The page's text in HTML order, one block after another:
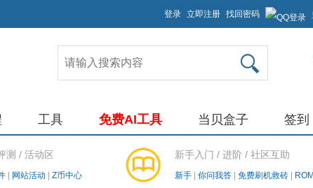
登录 立即注册 找回密码
工具 免费AI工具 当贝盒子 签到
测 / 活动区
网站活动 Z币中心
新手入门 / 进阶 / 社区互助
新手 你问我答 免费刷机救砖